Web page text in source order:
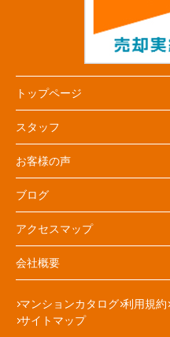
トップページ
スタッフ
お客様の声
ブログ
アクセスマップ
会社概要
マンションカタログ 利用規約
サイトマップ